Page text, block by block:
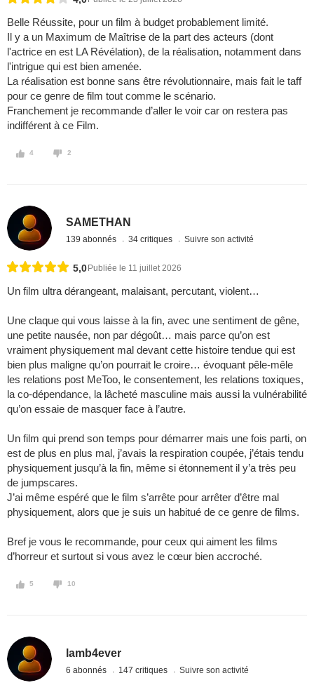
Belle Réussite, pour un film à budget probablement limité.
Il y a un Maximum de Maîtrise de la part des acteurs (dont
l'actrice en est LA Révélation), de la réalisation, notamment dans
l'intrigue qui est bien amenée.
La réalisation est bonne sans être révolutionnaire, mais fait le taff
pour ce genre de film tout comme le scénario.
Franchement je recommande d’aller le voir car on restera pas
indifférent à ce Film.
4 2
SAMETHAN
139 abonnés 34 critiques Suivre son activité
5,0 Publiée le 11 juillet 2026
Un film ultra dérangeant, malaisant, percutant, violent…
Une claque qui vous laisse à la fin, avec une sentiment de gêne,
une petite nausée, non par dégoût… mais parce qu’on est
vraiment physiquement mal devant cette histoire tendue qui est
bien plus maligne qu’on pourrait le croire… évoquant pêle-mêle
les relations post MeToo, le consentement, les relations toxiques,
la co-dépendance, la lâcheté masculine mais aussi la vulnérabilité
qu’on essaie de masquer face à l’autre.
Un film qui prend son temps pour démarrer mais une fois parti, on
est de plus en plus mal, j’avais la respiration coupée, j’étais tendu
physiquement jusqu’à la fin, même si étonnement il y’a très peu
de jumpscares.
J’ai même espéré que le film s’arrête pour arrêter d’être mal
physiquement, alors que je suis un habitué de ce genre de films.
Bref je vous le recommande, pour ceux qui aiment les films
d’horreur et surtout si vous avez le cœur bien accroché.
5 10
lamb4ever
6 abonnés 147 critiques Suivre son activité